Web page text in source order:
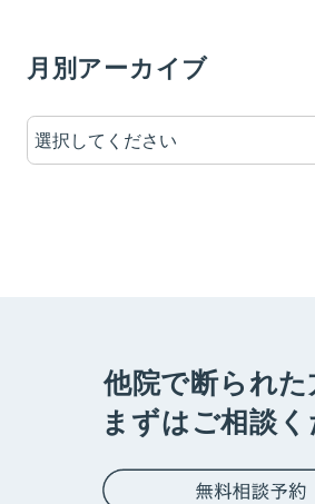
月別アーカイブ
他院で断られた
まずはご相談